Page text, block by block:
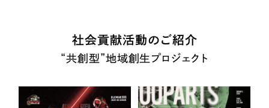
社会貢献活動のご紹介
“共創型”地域創生プロジェクト